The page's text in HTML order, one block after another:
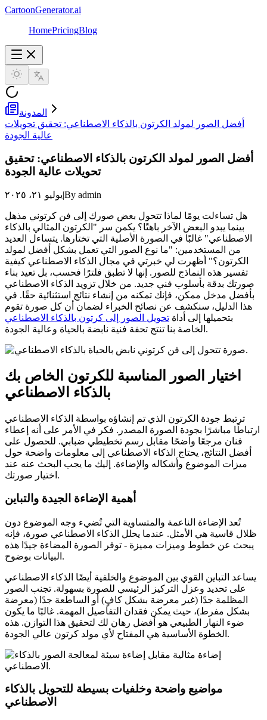
CartoonGenerator.ai
HomePricingBlog
المدونة
أفضل الصور لمولد الكرتون بالذكاء الاصطناعي: تحقيق تحويلات
عالية الجودة
أفضل الصور لمولد الكرتون بالذكاء الاصطناعي: تحقيق
تحويلات عالية الجودة
يوليو ٢١، ٢٠٢٥|By admin
هل تساءلت يومًا لماذا تتحول بعض صورك إلى فن كرتوني مذهل
بينما يبدو البعض الآخر باهتًا؟ يكمن سر "الكرتون المثالي بالذكاء
الاصطناعي" غالبًا في الصورة الأصلية التي تختارها. يتساءل العديد
من المستخدمين: "ما نوع الصور التي تعمل بشكل أفضل لمولد
الكرتون؟" أظهرت لي خبرتي في مجال الذكاء الاصطناعي كيفية
تفسير هذه النماذج للصور. إنها لا تطبق فلترًا فحسب، بل تعيد بناء
صورتك بدقة بأسلوب فني جديد. من خلال تزويد الذكاء الاصطناعي
بأفضل مدخل ممكن، فإنك تمكنه من إنشاء نتائج استثنائية حقًا. في
هذا الدليل، سنكشف عن نصائح الخبراء لضمان أن كل صورة تقوم
بتحميلها إلى أداة تحويل الصور إلى كرتون بالذكاء الاصطناعي
الخاصة بنا تنتج تحفة فنية نابضة بالحياة وعالية الجودة.
اختيار الصور المناسبة للكرتون الخاص بك
بالذكاء الاصطناعي
ترتبط جودة الكرتون الذي تم إنشاؤه بواسطة الذكاء الاصطناعي
ارتباطًا مباشرًا بجودة الصورة المصدر. فكر في الأمر على أنه إعطاء
فنان مرجعًا واضحًا مقابل رسم تخطيطي ضبابي. للحصول على
أفضل النتائج، يحتاج الذكاء الاصطناعي إلى معلومات واضحة حول
ميزات الموضوع وأشكاله والإضاءة. إليك ما يجب البحث عنه عند
اختيار صورتك.
أهمية الإضاءة الجيدة والتباين
تُعد الإضاءة الناعمة والمتساوية التي تُضيء وجه الموضوع دون
ظلال قاسية هي الأمثل. عندما يحلل الذكاء الاصطناعي صورة، فإنه
يبحث عن خطوط وميزات مميزة - توفر الصورة المضاءة جيدًا هذه
البيانات بوضوح.
يساعد التباين القوي بين الموضوع والخلفية أيضًا الذكاء الاصطناعي
على تحديد وعزل التركيز الرئيسي للصورة بسهولة. تجنب الصور
المظلمة جدًا (غير معرضة بشكل كافٍ) أو الساطعة جدًا (معرضة
بشكل مفرط)، حيث يمكن فقدان التفاصيل المهمة. غالبًا ما يكون
ضوء النهار الطبيعي هو أفضل رهان لك لتحقيق هذا التوازن. هذه
الخطوة الأساسية هي المفتاح لأي مولد كرتون عالي الجودة.
مواضيع واضحة وخلفيات بسيطة للتحويل بالذكاء
الاصطناعي